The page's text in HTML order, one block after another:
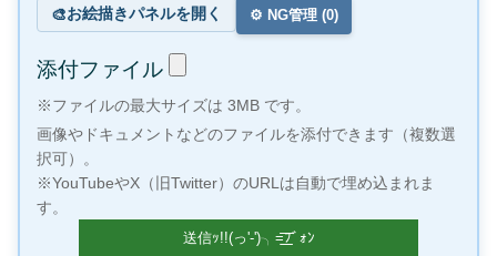
🎨お絵描きパネルを開く ⚙️ NG管理 (0)
添付ファイル
※ファイルの最大サイズは 3MB です。
画像やドキュメントなどのファイルを添付できます（複数選
択可）。
※YouTubeやX（旧Twitter）のURLは自動で埋め込まれま
す。